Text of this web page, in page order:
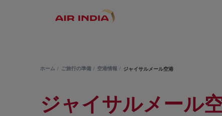
ホーム ご旅行の準備 空港情報 ジャイサルメール空港
ジャイサルメール空